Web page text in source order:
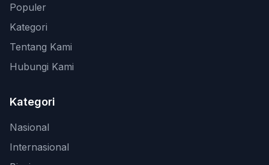
Populer
Kategori
Tentang Kami
Hubungi Kami
Kategori
Nasional
Internasional